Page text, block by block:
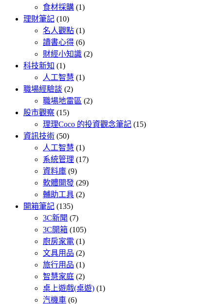
食材採購 (1)
理財筆記 (10)
名人觀點 (1)
讀書心得 (6)
財經小知識 (2)
科技新知 (1)
人工智慧 (1)
職場經驗談 (2)
職場地雷區 (2)
股市觀察 (15)
理理Coco 的投資觀念筆記 (15)
資訊技術 (50)
人工智慧 (1)
系統管理 (17)
資料庫 (9)
軟體開發 (29)
輔助工具 (2)
開箱筆記 (135)
3C新聞 (7)
3C開箱 (105)
廚房家電 (1)
文具用品 (2)
旅行用品 (1)
智慧家庭 (2)
桌上遊戲(桌遊) (1)
汽機車 (6)